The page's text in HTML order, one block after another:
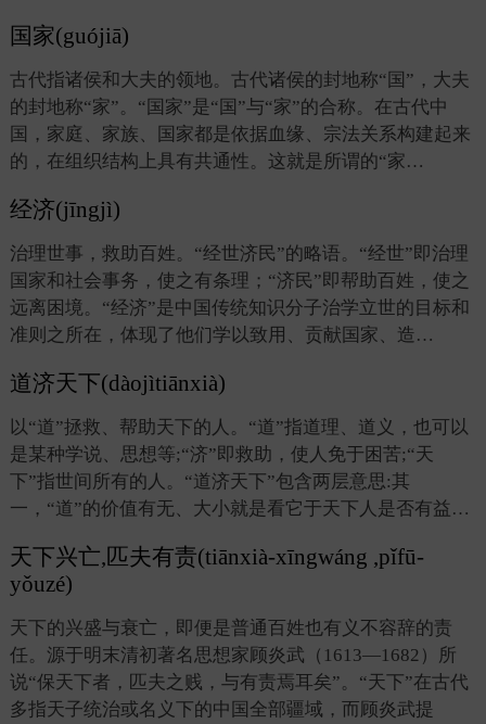
国家(guójiā)
古代指诸侯和大夫的领地。古代诸侯的封地称“国”，大夫
的封地称“家”。“国家”是“国”与“家”的合称。在古代中
国，家庭、家族、国家都是依据血缘、宗法关系构建起来
的，在组织结构上具有共通性。这就是所谓的“家…
经济(jīngjì)
治理世事，救助百姓。“经世济民”的略语。“经世”即治理
国家和社会事务，使之有条理；“济民”即帮助百姓，使之
远离困境。“经济”是中国传统知识分子治学立世的目标和
准则之所在，体现了他们学以致用、贡献国家、造…
道济天下(dàojìtiānxià)
以“道”拯救、帮助天下的人。“道”指道理、道义，也可以
是某种学说、思想等;“济”即救助，使人免于困苦;“天
下”指世间所有的人。“道济天下”包含两层意思:其
一，“道”的价值有无、大小就是看它于天下人是否有益…
天下兴亡,匹夫有责(tiānxià-xīngwáng ,pǐfū-
yǒuzé)
天下的兴盛与衰亡，即便是普通百姓也有义不容辞的责
任。源于明末清初著名思想家顾炎武（1613—1682）所
说“保天下者，匹夫之贱，与有责焉耳矣”。“天下”在古代
多指天子统治或名义下的中国全部疆域，而顾炎武提